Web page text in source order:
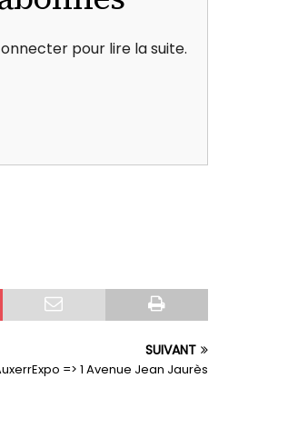
pour lire la suite.
SUIVANT
=> 1 Avenue Jean Jaurès